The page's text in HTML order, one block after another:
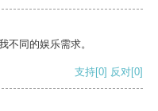
不同的娱乐需求。
支持[0] 反对[0]